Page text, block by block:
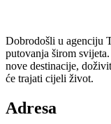
Dobrodošli u agenciju
putovanja širom
nove destinacije,
će trajati cijeli život.
Adresa